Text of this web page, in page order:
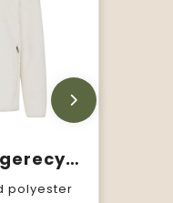
IQONIQ Diran gerecycled polyester pile-fleece jas
polyester